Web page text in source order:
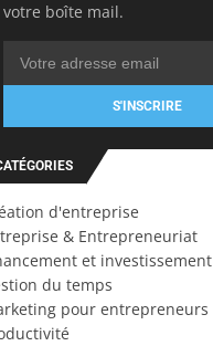
votre boîte mail.
S'INSCRIRE
d'entreprise
& Entrepreneuriat
et investissement
du temps
pour entrepreneurs